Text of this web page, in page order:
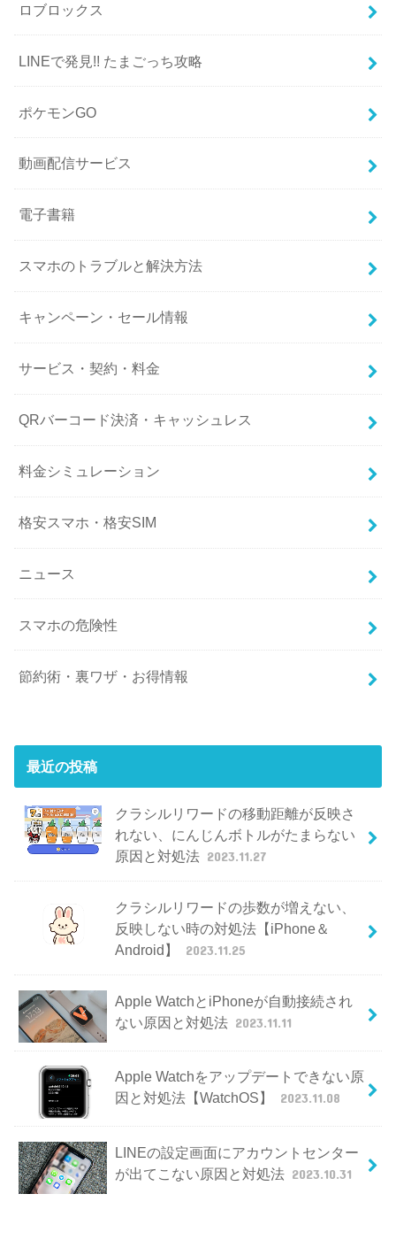
ロブロックス
LINEで発見!! たまごっち攻略
ポケモンGO
動画配信サービス
電子書籍
スマホのトラブルと解決方法
キャンペーン・セール情報
サービス・契約・料金
QRバーコード決済・キャッシュレス
料金シミュレーション
格安スマホ・格安SIM
ニュース
スマホの危険性
節約術・裏ワザ・お得情報
最近の投稿
クラシルリワードの移動距離が反映さ
れない、にんじんボトルがたまらない
原因と対処法 2023.11.27
クラシルリワードの歩数が増えない、
反映しない時の対処法【iPhone＆
Android】
2023.11.25
Apple WatchとiPhoneが自動接続され
ない原因と対処法 2023.11.11
Apple Watchをアップデートできない原
因と対処法【WatchOS】
2023.11.08
LINEの設定画面にアカウントセンター
が出てこない原因と対処法 2023.10.31